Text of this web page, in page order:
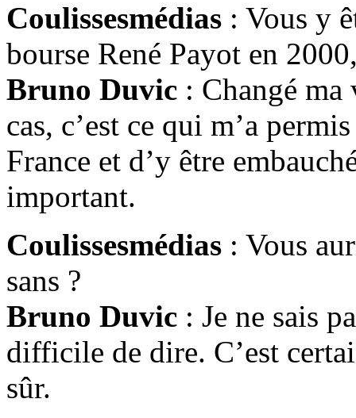
Coulissesmédias : Vous y
bourse René Payot en
Bruno Duvic : Changé ma
cas, c’est ce qui m’a
France et d’y être
important.
Coulissesmédias : Vous
sans ?
Bruno Duvic : Je ne sais
difficile de dire. C’est
sûr.